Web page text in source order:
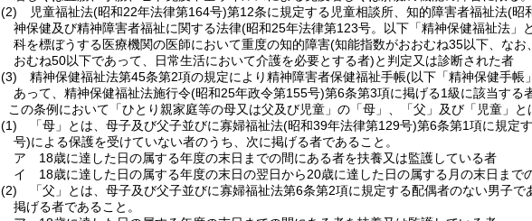
(2)
児童福祉法(昭和22年法律第164号)第12条に規定する児童相談所、知的障害者福祉法(昭
神保健及び精神障害者福祉に関する法律(昭和25年法律第123号。以下「精神保健福祉法」
科を標ぼうする医療機関の医師において重度の知的障害(知能指数がおおむね35以下、な
おむね50以下であって、日常生活において介護を必要とする者)と判定又は診断された者
(3)
精神保健福祉法第45条第2項の規定により精神障害者保健福祉手帳(以下「精神保健手帳
あって、精神保健福祉法施行令(昭和25年政令第155号)第6条第3項に掲げる1級に該当する
この条例において「ひとり親家庭等の母又は父及び児童」の「母」、「父」及び「児童」と
(1)
「母」とは、母子及び父子並びに寡婦福祉法(昭和39年法律第129号)第6条第1項に規定
号)による保護を受けていない者のうち、次に掲げる者であること。
ア
18歳に達した日の属する年度の末日までの間にある者を扶養又は監護している者
イ
18歳に達した日の属する年度の末日の翌日から20歳に達した日の属する月の末日まで
(2)
「父」とは、母子及び父子並びに寡婦福祉法第6条第2項に規定する配偶者のない男子
掲げる者であること。